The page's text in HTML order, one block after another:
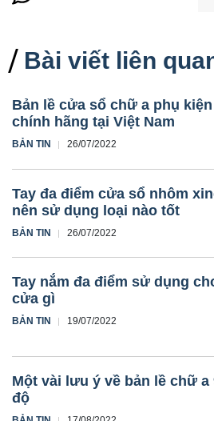
Bài viết liên
Bản lề cửa sổ chữ a phụ kiện
chính hãng tại Việt Nam
BẢN TIN 26/07/2022
Tay đa điểm cửa sổ nhôm
nên sử dụng loại nào tốt
BẢN TIN 26/07/2022
Tay nắm đa điểm sử dụng
cửa gì
BẢN TIN 19/07/2022
Một vài lưu ý về bản lề chữ a
độ